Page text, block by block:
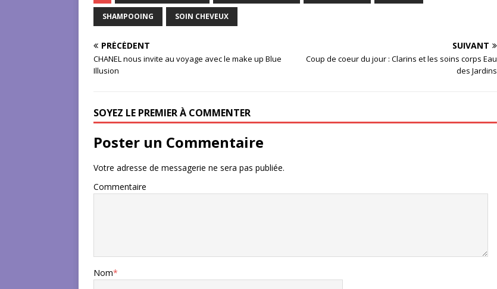
SHAMPOOING SOIN CHEVEUX
PRÉCÉDENT
CHANEL nous invite au voyage avec le make up Blue
Illusion
SUIVANT
Coup de coeur du jour : Clarins et les soins corps Eau
des Jardins
SOYEZ LE PREMIER À COMMENTER
Poster un Commentaire
Votre adresse de messagerie ne sera pas publiée.
Commentaire
Nom*